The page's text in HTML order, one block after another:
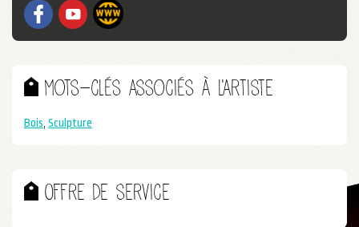
Mots-clés associés à l'artiste
Bois, Sculpture
Offre de service